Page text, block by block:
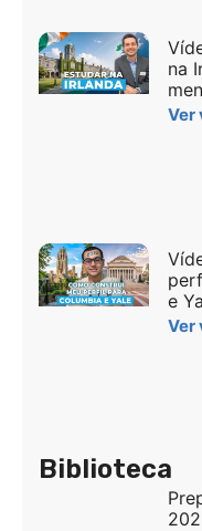
na
Ver
e
Ver
Biblioteca